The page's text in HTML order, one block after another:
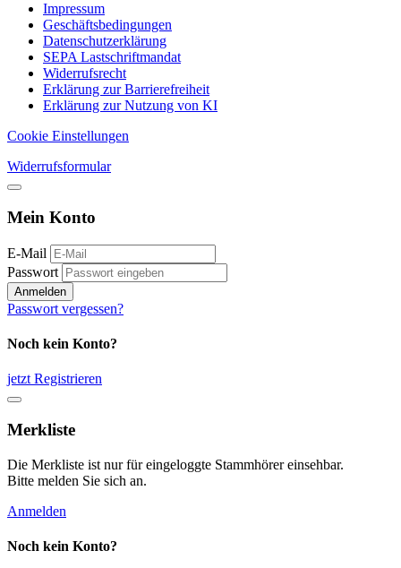
Impressum
Geschäftsbedingungen
Datenschutzerklärung
SEPA Lastschriftmandat
Widerrufsrecht
Erklärung zur Barrierefreiheit
Erklärung zur Nutzung von KI
Cookie Einstellungen
Widerrufsformular
Mein Konto
E-Mail
Passwort
Anmelden
Passwort vergessen?
Noch kein Konto?
jetzt Registrieren
Merkliste
Die Merkliste ist nur für eingeloggte Stammhörer einsehbar.
Bitte melden Sie sich an.
Anmelden
Noch kein Konto?